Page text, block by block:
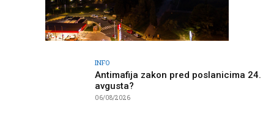
INFO
Antimafija zakon pred poslanicima 24.
avgusta?
06/08/2026